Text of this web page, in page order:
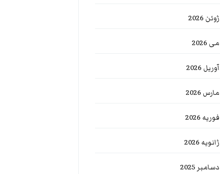
ژوئن 2026
می 2026
آوریل 2026
مارس 2026
فوریه 2026
ژانویه 2026
دسامبر 2025